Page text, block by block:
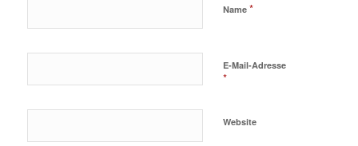
Name *
E-Mail-Adresse
*
Website